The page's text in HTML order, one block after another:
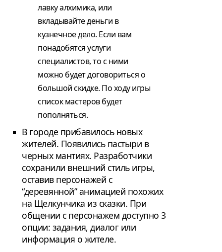
лавку алхимика, или
вкладывайте деньги в
кузнечное дело. Если вам
понадобятся услуги
специалистов, то с ними
можно будет договориться о
большой скидке. По ходу игры
список мастеров будет
пополняться.
В городе прибавилось новых
жителей. Появились пастыри в
черных мантиях. Разработчики
сохранили внешний стиль игры,
оставив персонажей с
“деревянной” анимацией похожих
на Щелкунчика из сказки. При
общении с персонажем доступно 3
опции: задания, диалог или
информация о жителе.